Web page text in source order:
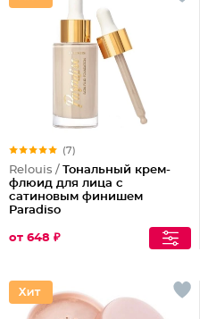
(7)
Relouis / Тональный крем-
флюид для лица c
сатиновым финишем
Paradiso
от 648 ₽